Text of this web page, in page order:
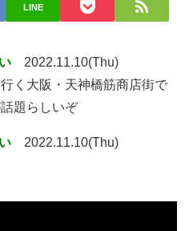
LINE
2022.11.10(Thu)
く大阪・天神橋筋商店街で
題らしいぞ
2022.11.10(Thu)